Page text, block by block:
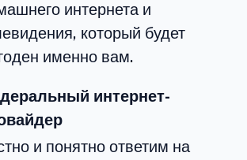
интернета и
который будет
именно вам.
интернет-
и понятно ответим на